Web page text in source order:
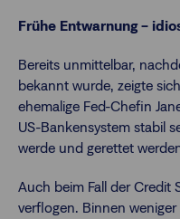
Frühe Entwarnung –
Bereits unmittelbar,
bekannt wurde, zeigte
ehemalige Fed-Chefin
US-Bankensystem stabil
werde und gerettet
Auch beim Fall der Credit
verflogen. Binnen